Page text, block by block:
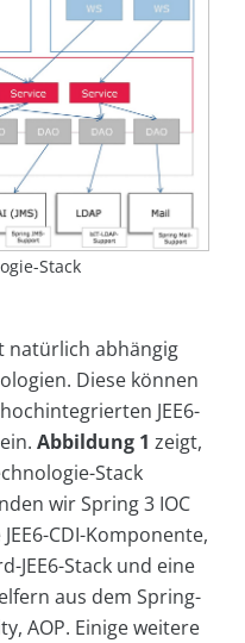
Stack
natürlich abhängig
Diese können
JEE6-
Abbildung 1 zeigt,
Stack
wir Spring 3 IOC
CDI-Komponente,
JEE6-Stack und eine
aus dem Spring-
AOP. Einige weitere